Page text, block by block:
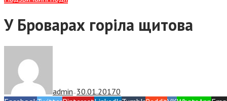
У Броварах горіла щитова
admin — 30.01.20170